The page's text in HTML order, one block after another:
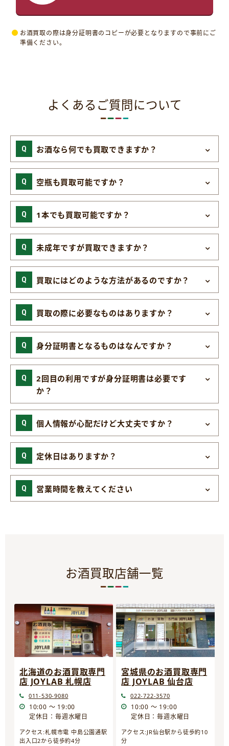
お酒買取の際は身分証明書のコピーが必要となりますので事前にご
準備ください。
よくあるご質問について
お酒なら何でも買取できますか？
空瓶も買取可能ですか？
1本でも買取可能ですか？
未成年ですが買取できますか？
買取にはどのような方法があるのですか？
買取の際に必要なものはありますか？
身分証明書となるものはなんですか？
2回目の利用ですが身分証明書は必要です
か？
個人情報が心配だけど大丈夫ですか？
定休日はありますか？
営業時間を教えてください
お酒買取店舗一覧
北海道のお酒買取専門
店 JOYLAB 札幌店
011-530-9080
10:00 ～ 19:00
定休日：毎週水曜日
アクセス:札幌市電 中島公園通駅
出入口2から徒歩約4分
宮城県のお酒買取専門
店 JOYLAB 仙台店
022-722-3570
10:00 ～ 19:00
定休日：毎週水曜日
アクセス:JR仙台駅から徒歩約10
分